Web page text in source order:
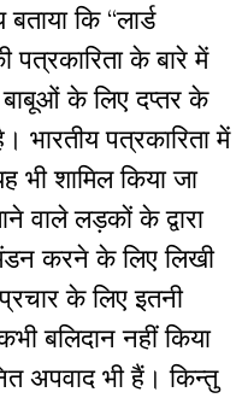
कि “लार्ड
पत्रकारिता के बारे में
के लिए दप्तर के
भारतीय पत्रकारिता में
भी शामिल किया जा
वाले लड़कों के द्वारा
करने के लिए लिखी
के लिए इतनी
बलिदान नहीं किया
अपवाद भी हैं। किन्तु